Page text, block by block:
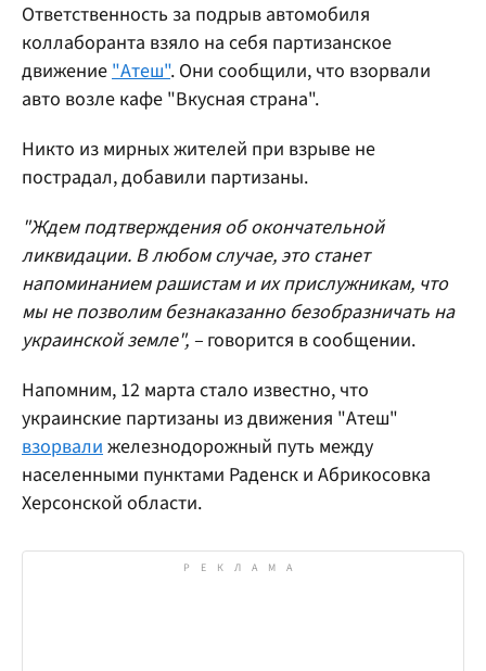
Ответственность за подрыв автомобиля
коллаборанта взяло на себя партизанское
движение"Атеш". Они сообщили, что взорвали
авто возле кафе "Вкусная страна".
Никто из мирных жителей при взрыве не
пострадал, добавили партизаны.
"Ждем подтверждения об окончательной
ликвидации. В любом случае, это станет
напоминанием рашистам и их прислужникам, что
мы не позволим безнаказанно безобразничать на
украинской земле", – говорится в сообщении.
Напомним, 12 марта стало известно, что
украинские партизаны из движения "Атеш"
взорвалижелезнодорожный путь между
населенными пунктами Раденск и Абрикосовка
Херсонской области.